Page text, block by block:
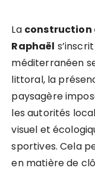
La construction
Raphaël
méditerranéen
littoral, la
paysagère
les autorités
visuel et
sportives. Cela
en matière de